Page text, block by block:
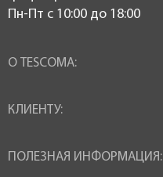
Пн-Пт c 10:00 до 18:00
О TESCOMA:
КЛИЕНТУ:
ПОЛЕЗНАЯ ИНФОРМАЦИЯ: